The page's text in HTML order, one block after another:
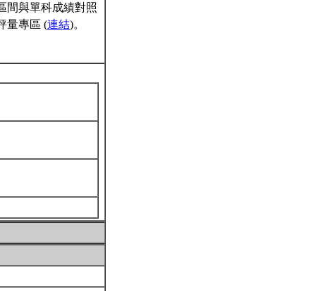
間與單科成績對照
量專區 (連結)。